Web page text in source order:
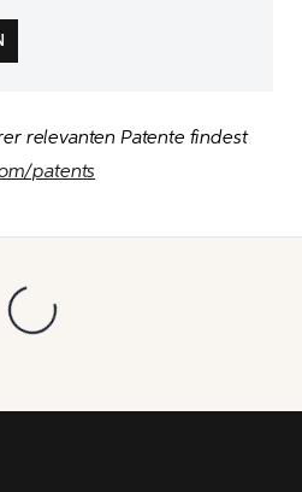
relevanten Patente findest
patents